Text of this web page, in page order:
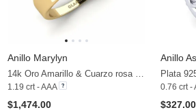
Anillo Marylyn
1.19 crt - AAA
$1,474.00
Anillo
Plata
0.76 crt -
$327.00